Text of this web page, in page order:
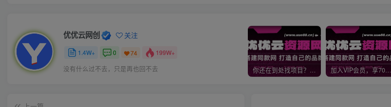
优优云网创 关注
1.4W+ 0 74 199W+
没有什么过不去，只是再也回不去 你还在到处找项目？还在当韭菜？我靠网创资源站一个月收入5万+，曾经我也是个失败者。 加入VIP会员，享70%的推广提成，免费学习多种网上创业课程，菜鸟秒变大神！